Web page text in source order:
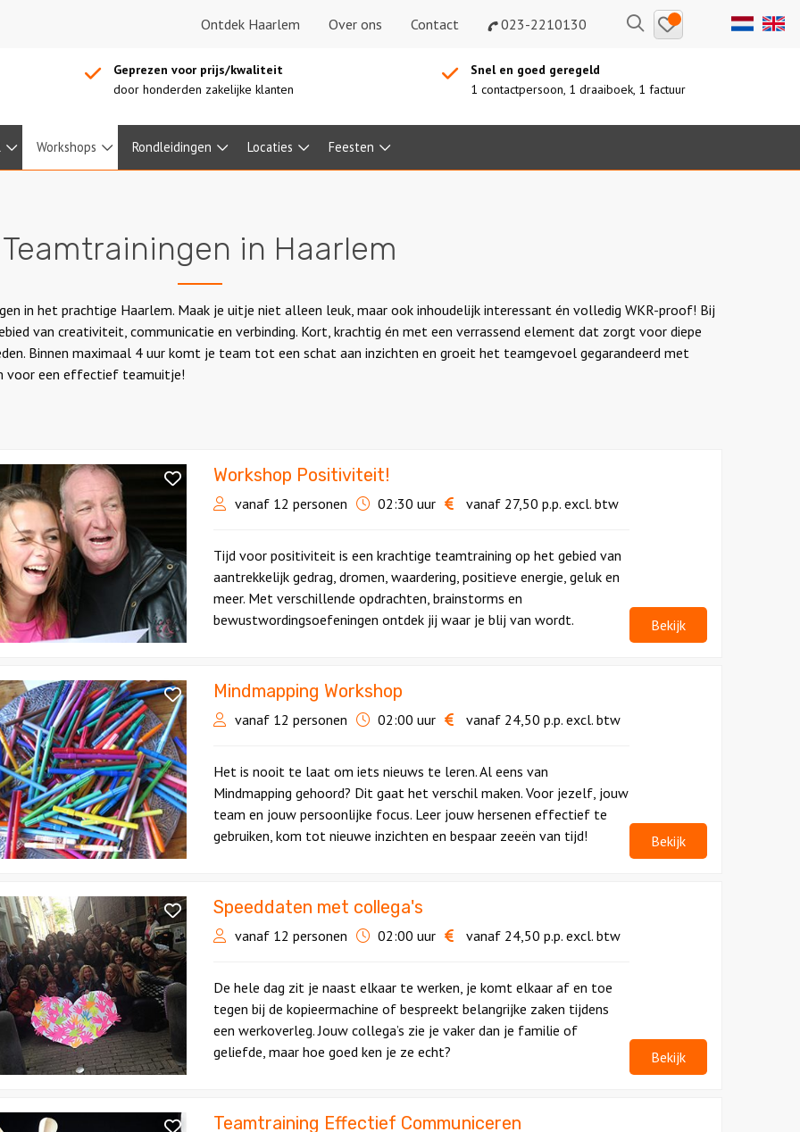
Ontdek Haarlem Over ons Contact 023-2210130 ZoekenBewaarde
uitjes
Geprezen voor prijs/kwaliteit
door honderden zakelijke klanten
Snel en goed geregeld
1 contactpersoon, 1 draaiboek, 1 factuur
Workshops Rondleidingen Locaties Feesten
Teamtrainingen in Haarlem
in het prachtige Haarlem. Maak je uitje niet alleen leuk, maar ook inhoudelijk interessant én volledig WKR-proof! Bij
van creativiteit, communicatie en verbinding. Kort, krachtig én met een verrassend element dat zorgt voor diepe
Binnen maximaal 4 uur komt je team tot een schat aan inzichten en groeit het teamgevoel gegarandeerd met
voor een effectief teamuitje!
Workshop Positiviteit!
vanaf 12 personen 02:30 uur vanaf 27,50 p.p. excl. btw
Tijd voor positiviteit is een krachtige teamtraining op het gebied van
aantrekkelijk gedrag, dromen, waardering, positieve energie, geluk en
meer. Met verschillende opdrachten, brainstorms en
bewustwordingsoefeningen ontdek jij waar je blij van wordt.
Bekijk
Mindmapping Workshop
vanaf 12 personen 02:00 uur vanaf 24,50 p.p. excl. btw
Het is nooit te laat om iets nieuws te leren. Al eens van
Mindmapping gehoord? Dit gaat het verschil maken. Voor jezelf, jouw
team en jouw persoonlijke focus. Leer jouw hersenen effectief te
gebruiken, kom tot nieuwe inzichten en bespaar zeeën van tijd!
Bekijk
Speeddaten met collega's
vanaf 12 personen 02:00 uur vanaf 24,50 p.p. excl. btw
De hele dag zit je naast elkaar te werken, je komt elkaar af en toe
tegen bij de kopieermachine of bespreekt belangrijke zaken tijdens
een werkoverleg. Jouw collega’s zie je vaker dan je familie of
geliefde, maar hoe goed ken je ze echt?
Bekijk
Teamtraining Effectief Communiceren